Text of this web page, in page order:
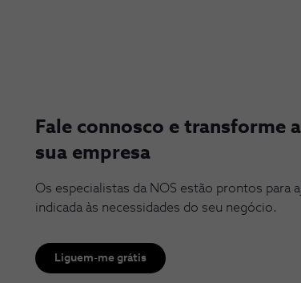
Fale connosco e transforme
sua empresa
Os especialistas da NOS estão prontos para
indicada às necessidades do seu negócio.
Liguem-me grátis